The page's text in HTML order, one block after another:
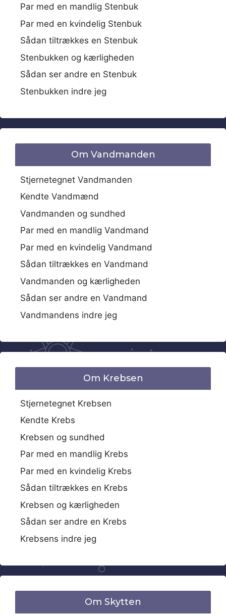
Par med en mandlig Stenbuk
Par med en kvindelig Stenbuk
Sådan tiltrækkes en Stenbuk
Stenbukken og kærligheden
Sådan ser andre en Stenbuk
Stenbukken indre jeg
Om Vandmanden
Stjernetegnet Vandmanden
Kendte Vandmænd
Vandmanden og sundhed
Par med en mandlig Vandmand
Par med en kvindelig Vandmand
Sådan tiltrækkes en Vandmand
Vandmanden og kærligheden
Sådan ser andre en Vandmand
Vandmandens indre jeg
Om Krebsen
Stjernetegnet Krebsen
Kendte Krebs
Krebsen og sundhed
Par med en mandlig Krebs
Par med en kvindelig Krebs
Sådan tiltrækkes en Krebs
Krebsen og kærligheden
Sådan ser andre en Krebs
Krebsens indre jeg
Om Skytten